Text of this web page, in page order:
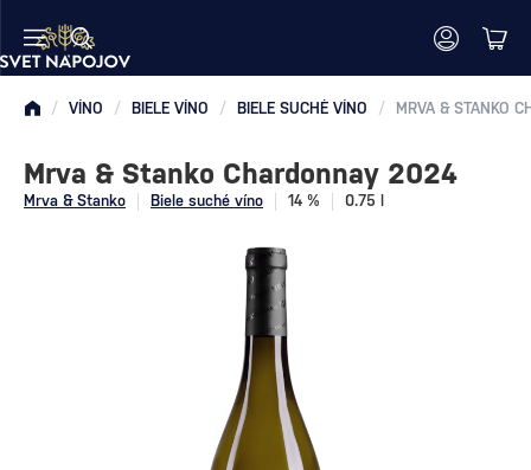
/ VÍNO / BIELE VÍNO / BIELE SUCHÉ VÍNO / MRVA & STANKO
Mrva & Stanko Biele suché víno 14 % 0.75 l
Mrva & Stanko Chardonnay 2024